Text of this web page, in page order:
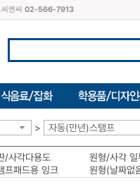
엔씨 02-566-7913
> 자동(만년)스탬프
/사각다용도
프패드용 잉크
원형(날짜없